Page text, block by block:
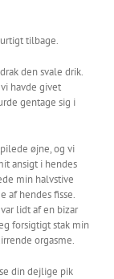
tilbage.
den svale drik.
havde givet
gentage sig i
øjne, og vi
ansigt i hendes
min halvstive
af hendes fisse.
lidt af en bizar
forsigtigt stak min
orgasme.
din dejlige pik